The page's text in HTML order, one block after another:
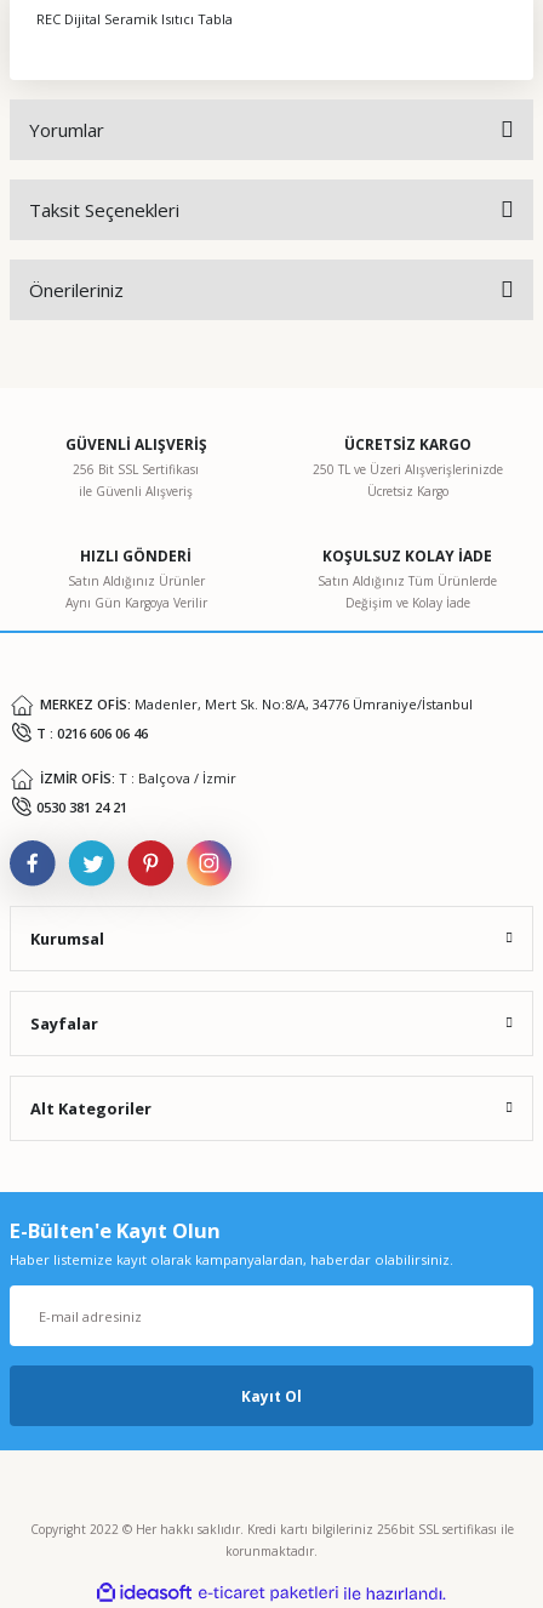
REC Dijital Seramik Isıtıcı Tabla
Yorumlar
Taksit Seçenekleri
Önerileriniz
Görüş ve önerileriniz için teşekkür ederiz.
Ürün resmi kalitesiz, bozuk veya görüntülenemiyor.
Ürün bilgilerinde hatalar bulunuyor.
Ürün fiyatı diğer sitelerden daha pahalı.
GÜVENLİ ALIŞVERİŞ
256 Bit SSL Sertifikası
ile Güvenli Alışveriş
ÜCRETSİZ KARGO
250 TL ve Üzeri Alışverişlerinizde
Ücretsiz Kargo
HIZLI GÖNDERİ
Satın Aldığınız Ürünler
Aynı Gün Kargoya Verilir
KOŞULSUZ KOLAY İADE
Satın Aldığınız Tüm Ürünlerde
Değişim ve Kolay İade
MERKEZ OFİS: Madenler, Mert Sk. No:8/A, 34776 Ümraniye/İstanbul
T : 0216 606 06 46
İZMİR OFİS: T : Balçova / İzmir
0530 381 24 21
Kurumsal
Sayfalar
Alt Kategoriler
E-Bülten'e Kayıt Olun
Haber listemize kayıt olarak kampanyalardan, haberdar olabilirsiniz.
Kayıt Ol
Copyright 2022 © Her hakkı saklıdır. Kredi kartı bilgileriniz 256bit SSL sertifikası ile
korunmaktadır.
ideasoft
e-